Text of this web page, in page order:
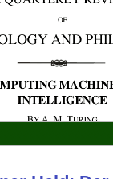
einer